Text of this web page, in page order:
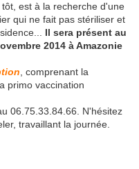
est à la recherche d'une
qui ne fait pas stériliser et
Il sera présent au
2014 à Amazonie
, comprenant la
primo vaccination
06.75.33.84.66. N'hésitez
travaillant la journée.